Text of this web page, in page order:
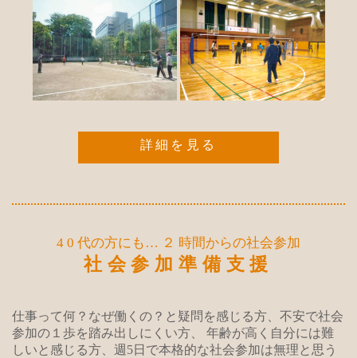
詳細を見る
4 0 代の方にも… ２ 時間からの社会参加
社会参加準備支援
仕事って何？なぜ働くの？と疑問を感じる方、不安で社会
参加の１歩を踏み出しにくい方、
年齢が高く自分には難
しいと感じる方、週5日で本格的な社会参加は無理と思う